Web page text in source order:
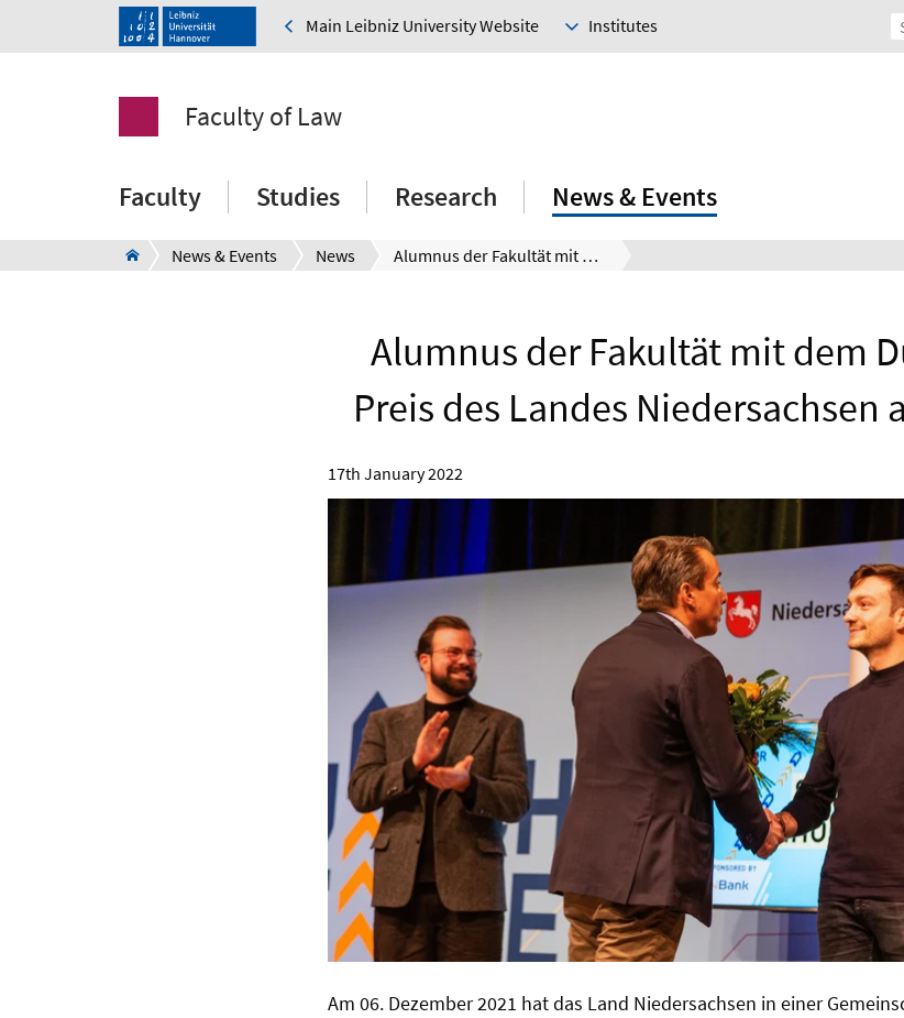
Main Leibniz University Website Institutes
Faculty of Law
Faculty Studies Research News & Events
News & Events News Alumnus der Fakultät mit dem DurchSTARTer Preis des Landes Niedersachsen ausgezeichnet
Alumnus der Fakultät mit dem
Preis des Landes Niedersachsen
17th January 2022
Am 06. Dezember 2021 hat das Land Niedersachsen in einer